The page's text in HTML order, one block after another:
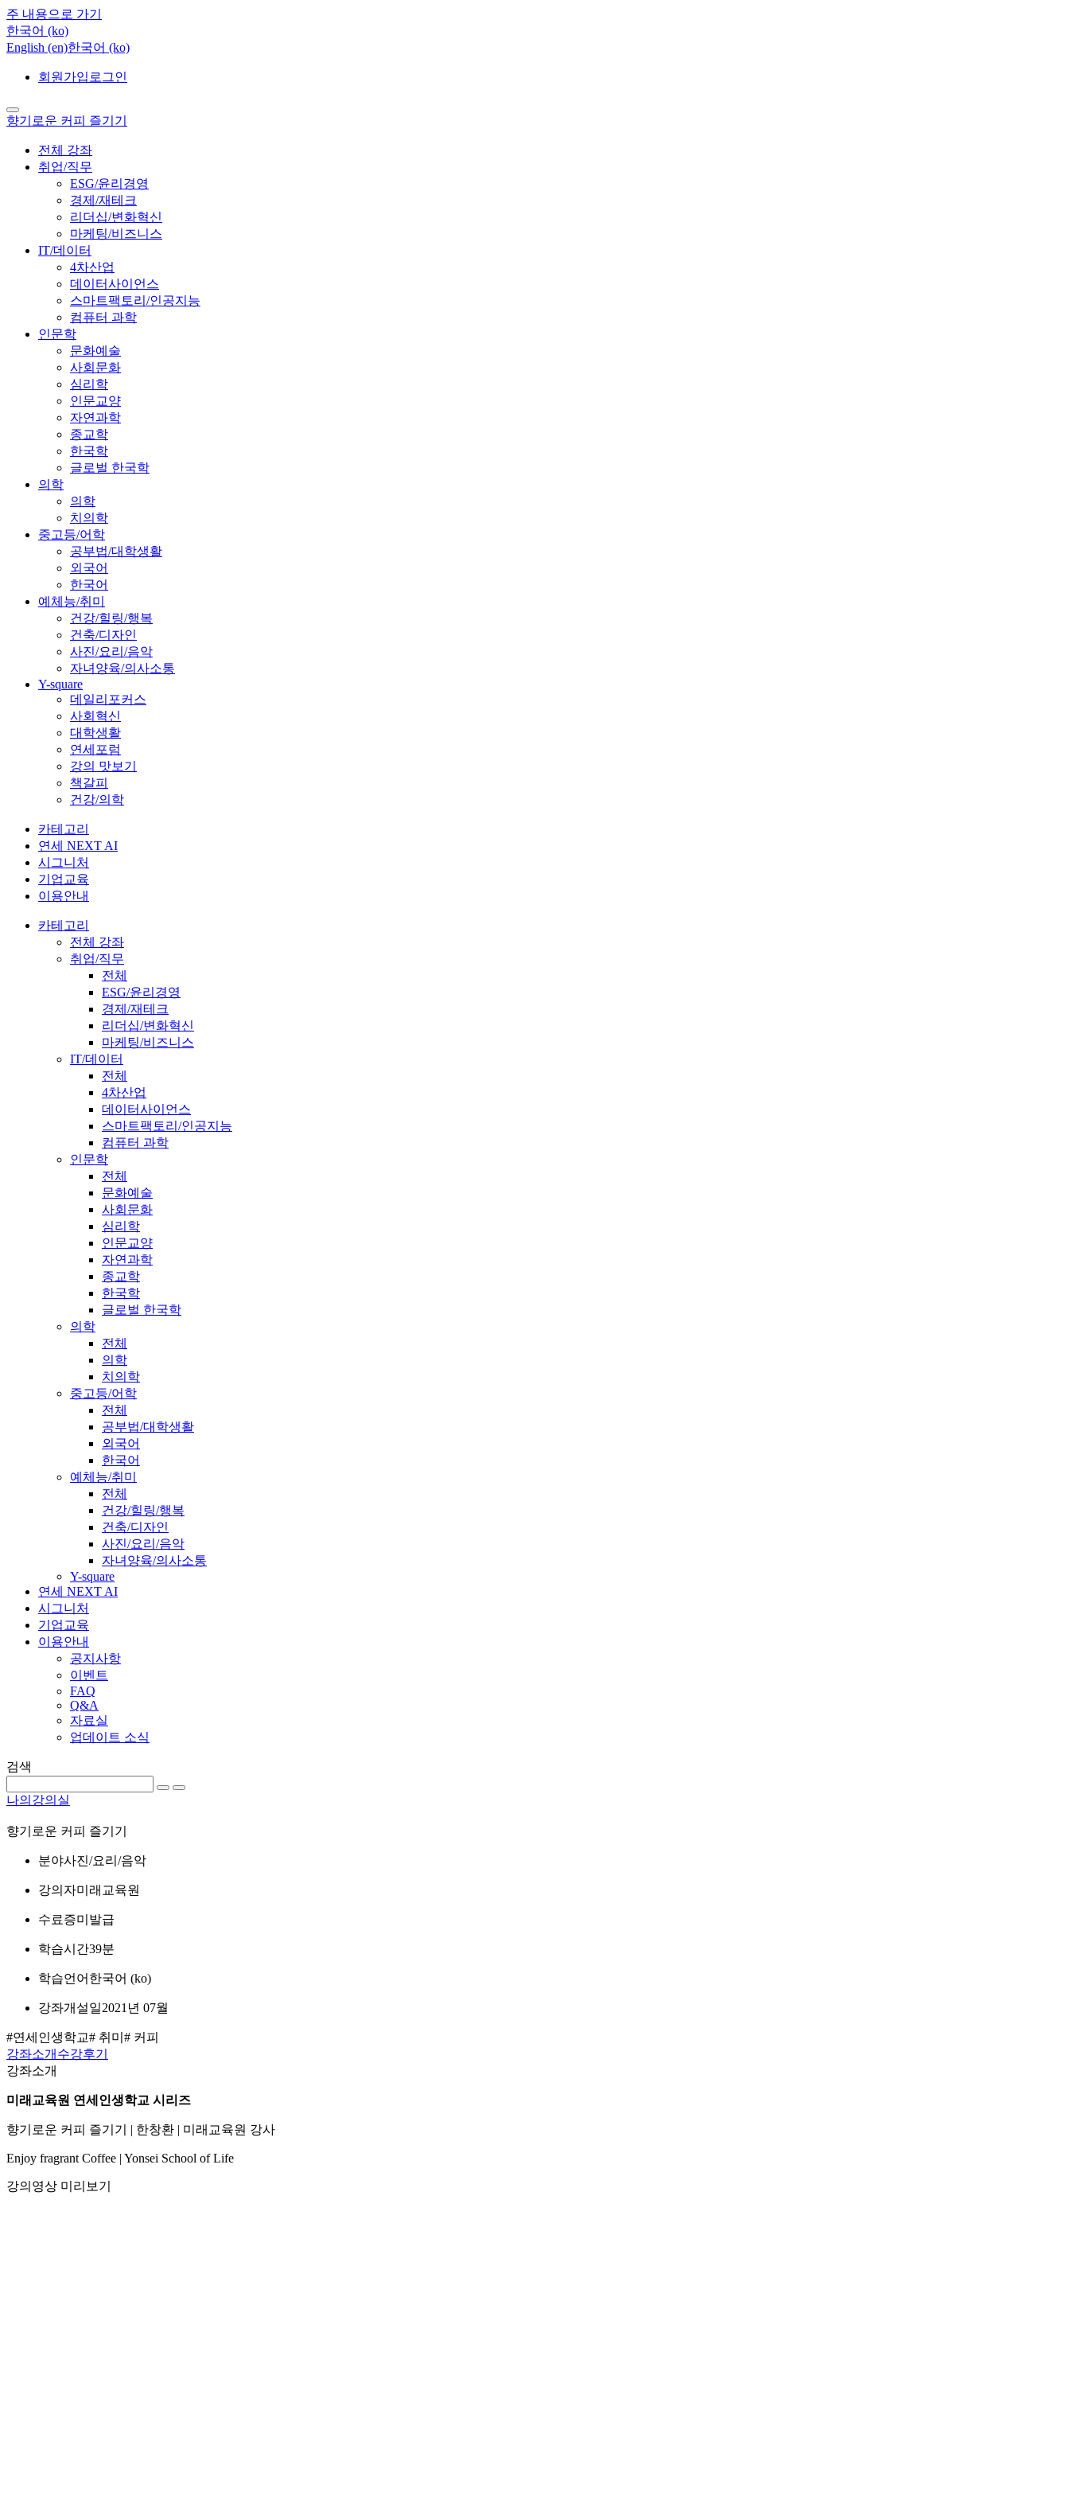
주 내용으로 가기
한국어 ‎(ko)‎
English ‎(en)‎한국어 ‎(ko)‎
회원가입 로그인
향기로운 커피 즐기기
전체 강좌
취업/직무
ESG/윤리경영
경제/재테크
리더십/변화혁신
마케팅/비즈니스
IT/데이터
4차산업
데이터사이언스
스마트팩토리/인공지능
컴퓨터 과학
인문학
문화예술
사회문화
심리학
인문교양
자연과학
종교학
한국학
글로벌 한국학
의학
의학
치의학
중고등/어학
공부법/대학생활
외국어
한국어
예체능/취미
건강/힐링/행복
건축/디자인
사진/요리/음악
자녀양육/의사소통
Y-square
데일리포커스
사회혁신
대학생활
연세포럼
강의 맛보기
책갈피
건강/의학
카테고리
연세 NEXT AI
시그니처
기업교육
이용안내
카테고리
전체 강좌
취업/직무
전체
ESG/윤리경영
경제/재테크
리더십/변화혁신
마케팅/비즈니스
IT/데이터
전체
4차산업
데이터사이언스
스마트팩토리/인공지능
컴퓨터 과학
인문학
전체
문화예술
사회문화
심리학
인문교양
자연과학
종교학
한국학
글로벌 한국학
의학
전체
의학
치의학
중고등/어학
전체
공부법/대학생활
외국어
한국어
예체능/취미
전체
건강/힐링/행복
건축/디자인
사진/요리/음악
자녀양육/의사소통
Y-square
연세 NEXT AI
시그니처
기업교육
이용안내
공지사항
이벤트
FAQ
Q&A
자료실
업데이트 소식
검색
나의강의실
향기로운 커피 즐기기
분야사진/요리/음악
강의자미래교육원
수료증미발급
학습시간39분
학습언어 한국어 ‎(ko)‎
강좌개설일2021년 07월
#연세인생학교# 취미 # 커피
강좌소개 수강후기
강좌소개
미래교육원 연세인생학교 시리즈
향기로운 커피 즐기기 | 한창환 | 미래교육원 강사
Enjoy fragrant Coffee | Yonsei School of Life
강의영상 미리보기